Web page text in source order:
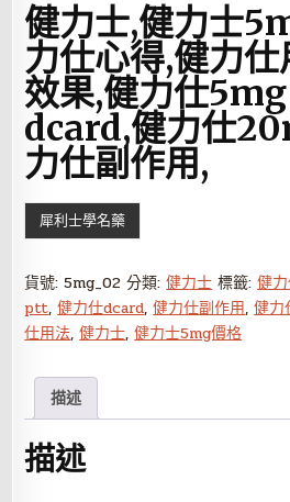
價
格：
NT$3,000。
價
格：
NT$1,500。
健力士,健力士
力仕心得,健力
效果,健力仕
dcard,健力仕
力仕副作用,
犀利士學名藥
貨號:5mg_02 分類:健力士 標籤:健
ptt,健力仕dcard,健力仕副作用,健力
仕用法,健力士,健力士5mg價格
描述
描述